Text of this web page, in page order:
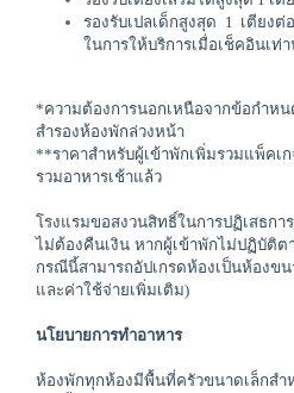
รองรับเปลเด็กสูงสุด 1 เตียง
ในการให้บริการเมื่อเช็คอินเท่
*ความต้องการนอกเหนือจากข้อก
สำรองห้องพักล่วงหน้า
**ราคาสำหรับผู้เข้าพักเพิ่มรวมแพ็คเ
รวมอาหารเช้าแล้ว
โรงแรมขอสงวนสิทธิ์ในการปฏิเสธกา
ไม่ต้องคืนเงิน หากผู้เข้าพักไม่ปฏิบัติต
กรณีนี้สามารถอัปเกรดห้องเป็นห้อง
และค่าใช้จ่ายเพิ่มเติม)
นโยบายการทำอาหาร
ห้องพักทุกห้องมีพื้นที่ครัวขนาดเล็กสำ